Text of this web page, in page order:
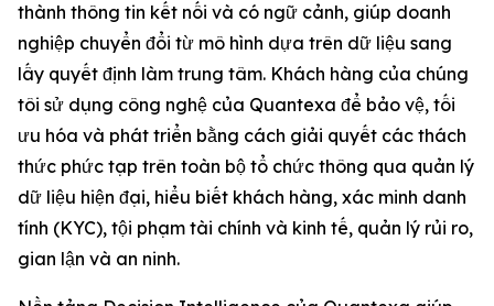
thành thông tin kết nối và có ngữ cảnh, giúp doanh
nghiệp chuyển đổi từ mô hình dựa trên dữ liệu sang
lấy quyết định làm trung tâm. Khách hàng của chúng
tôi sử dụng công nghệ của Quantexa để bảo vệ, tối
ưu hóa và phát triển bằng cách giải quyết các thách
thức phức tạp trên toàn bộ tổ chức thông qua quản lý
dữ liệu hiện đại, hiểu biết khách hàng, xác minh danh
tính (KYC), tội phạm tài chính và kinh tế, quản lý rủi ro,
gian lận và an ninh.